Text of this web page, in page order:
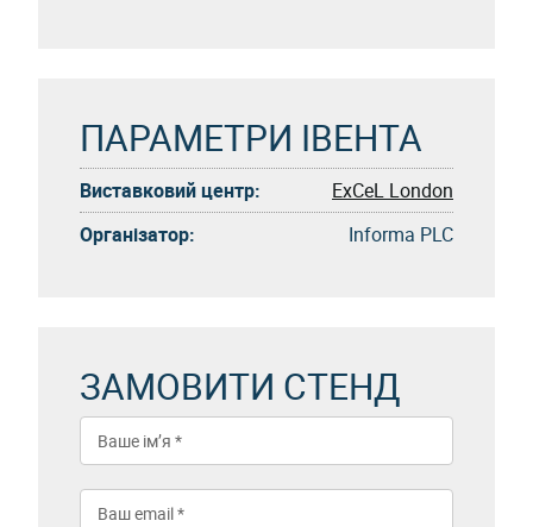
ПАРАМЕТРИ ІВЕНТА
Виставковий центр:
ExCeL London
Організатор:
Informa PLC
ЗАМОВИТИ СТЕНД